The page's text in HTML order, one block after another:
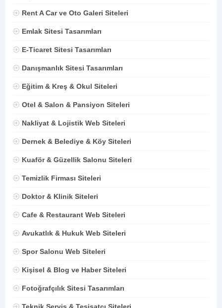
Rent A Car ve Oto Galeri Siteleri
Emlak Sitesi Tasarımları
E-Ticaret Sitesi Tasarımları
Danışmanlık Sitesi Tasarımları
Eğitim & Kreş & Okul Siteleri
Otel & Salon & Pansiyon Siteleri
Nakliyat & Lojistik Web Siteleri
Dernek & Belediye & Köy Siteleri
Kuaför & Güzellik Salonu Siteleri
Temizlik Firması Siteleri
Doktor & Klinik Siteleri
Cafe & Restaurant Web Siteleri
Avukatlık & Hukuk Web Siteleri
Spor Salonu Web Siteleri
Kişisel & Blog ve Haber Siteleri
Fotoğrafçılık Sitesi Tasarımları
Teknik Servis & Tesisatçı Siteleri